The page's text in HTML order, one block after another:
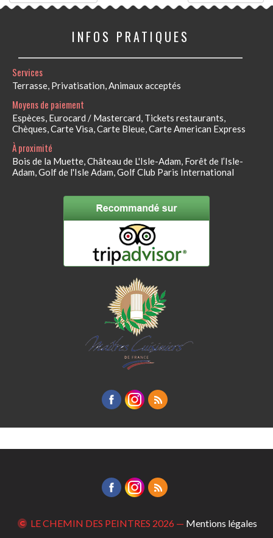
INFOS PRATIQUES
Services
Terrasse, Privatisation, Animaux acceptés
Moyens de paiement
Espèces, Eurocard / Mastercard, Tickets restaurants,
Chèques, Carte Visa, Carte Bleue, Carte American Express
À proximité
Bois de la Muette, Château de L'Isle-Adam, Forêt de l’Isle-
Adam, Golf de l'Isle Adam, Golf Club Paris International
LE CHEMIN DES PEINTRES 2026 — Mentions légales